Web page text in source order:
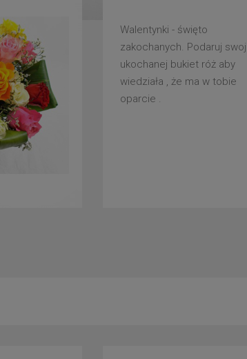
Walentynki - święto
zakochanych. Podaruj
ukochanej bukiet róż aby
wiedziała , że ma w tobie
oparcie .